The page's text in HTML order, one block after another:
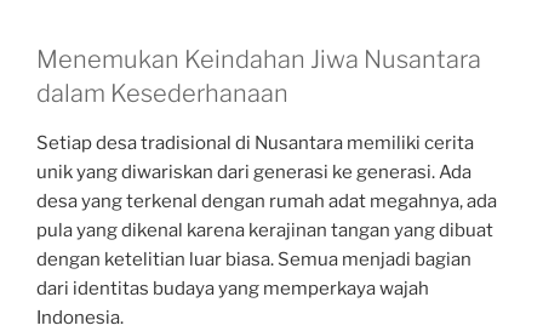
Menemukan Keindahan Jiwa Nusantara
dalam Kesederhanaan
Setiap desa tradisional di Nusantara memiliki cerita
unik yang diwariskan dari generasi ke generasi. Ada
desa yang terkenal dengan rumah adat megahnya, ada
pula yang dikenal karena kerajinan tangan yang dibuat
dengan ketelitian luar biasa. Semua menjadi bagian
dari identitas budaya yang memperkaya wajah
Indonesia.